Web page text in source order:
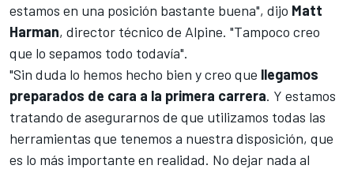
estamos en una posición bastante buena", dijo Matt
Harman, director técnico de Alpine. "Tampoco creo
que lo sepamos todo todavía".
"Sin duda lo hemos hecho bien y creo que llegamos
preparados de cara a la primera carrera. Y estamos
tratando de asegurarnos de que utilizamos todas las
herramientas que tenemos a nuestra disposición, que
es lo más importante en realidad. No dejar nada al